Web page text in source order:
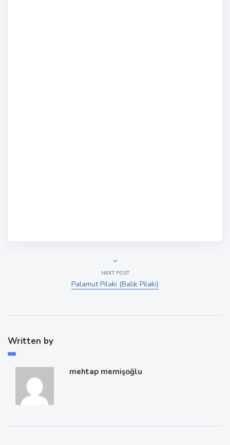
NEXT POST
Palamut Pilaki (Balık Pilaki)
Written by
mehtap memişoğlu